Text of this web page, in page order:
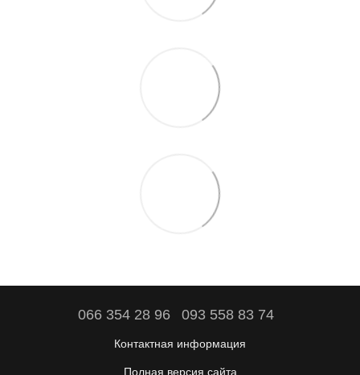
066 354 28 96 093 558 83 74
Контактная информация
Полная версия сайта